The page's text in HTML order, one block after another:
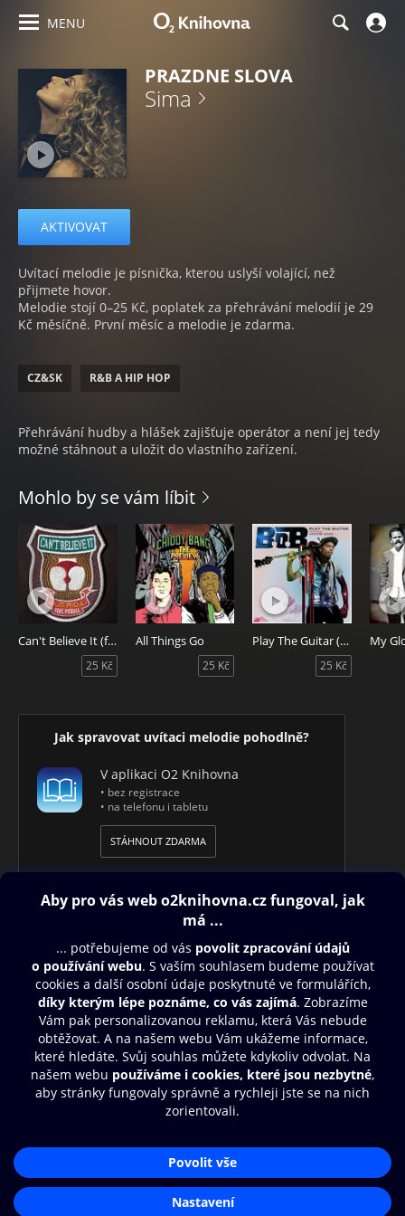
MENU
PRAZDNE SLOVA
Sima
AKTIVOVAT
Uvítací melodie je písnička, kterou uslyší volající, než
přijmete hovor.
Melodie stojí 0–25 Kč, poplatek za přehrávání melodií je 29
Kč měsíčně. První měsíc a melodie je zdarma.
CZ&SK R&B A HIP HOP
Přehrávání hudby a hlášek zajišťuje operátor a není jej tedy
možné stáhnout a uložit do vlastního zařízení.
Mohlo by se vám líbit
Can't Believe It (feat. Pitbull)
25 Kč
All Things Go
25 Kč
Play The Guitar (feat. André 3000)
25 Kč
Jak spravovat uvítaci melodie pohodlně?
V aplikaci O2 Knihovna
• bez registrace
• na telefonu i tabletu
STÁHNOUT ZDARMA
Obsah ke stažení
Moje O2 Knihovna
Další zábava
© O2 Czech Republic a.s.
Zásady zpracování osobních údajůAplikace O2 Knihovna
Čti a poslouchej své e-knihy a